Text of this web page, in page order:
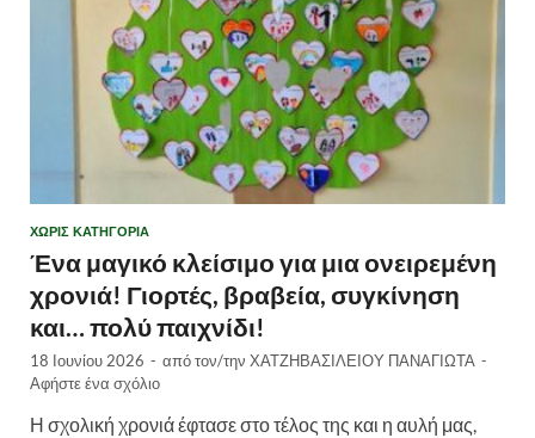
ΧΩΡΊΣ ΚΑΤΗΓΟΡΊΑ
Ένα μαγικό κλείσιμο για μια ονειρεμένη
χρονιά! Γιορτές, βραβεία, συγκίνηση
και… πολύ παιχνίδι!
18 Ιουνίου 2026 - από τον/την ΧΑΤΖΗΒΑΣΙΛΕΙΟΥ ΠΑΝΑΓΙΩΤΑ -
Αφήστε ένα σχόλιο
Η σχολική χρονιά έφτασε στο τέλος της και η αυλή μας,